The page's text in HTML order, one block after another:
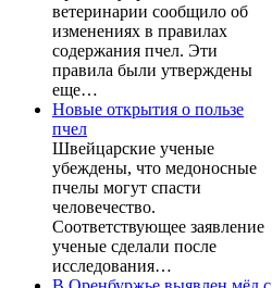
ветеринарии сообщило об
изменениях в правилах
содержания пчел. Эти
правила были утверждены
еще…
Новые открытия о пользе
пчел
Швейцарские ученые
убеждены, что медоносные
пчелы могут спасти
человечество.
Соответствующее заявление
ученые сделали после
исследования…